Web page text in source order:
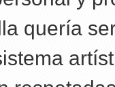
quería